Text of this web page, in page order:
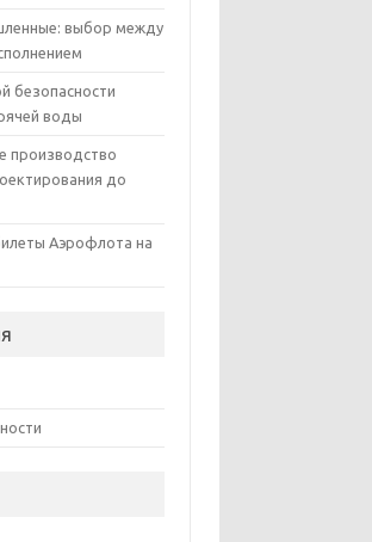
выбор между
безопасности
воды
производство
до
Аэрофлота на